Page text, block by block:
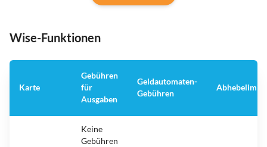
Wise-Funktionen
Karte
Gebühren
für
Ausgaben
Geldautomaten-
Gebühren
Abhebelimit
Keine
Gebühren